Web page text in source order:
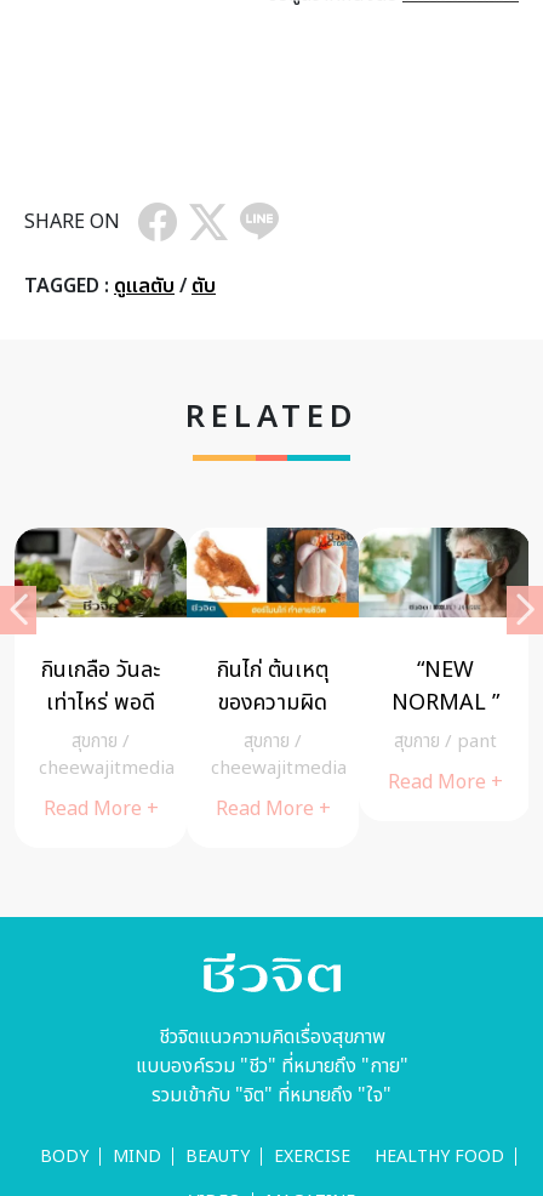
SHARE ON
TAGGED : ดูแลตับ / ตับ
RELATED
กระชายแก้ง่วง
ได้!!!
ดูแลสุขภาพ
Riya
Read More +
4 ข้อห้าม! ไม่
ควรทำเมื่อ
เครียด
ดูแลสุขภาพ
cheewajitmedia
Read More +
อัมพฤกษ์
อัมพาต โรค
ร้ายที่มีแต่
ความสูญเสีย
โรคต่างๆ /Riya
Read More +
ชีวจิตแนวความคิดเรื่องสุขภาพ
แบบองค์รวม "ชีว" ที่หมายถึง "กาย"
รวมเข้ากับ "จิต" ที่หมายถึง "ใจ"
BODY MIND BEAUTY EXERCISE
HEALTHY FOOD